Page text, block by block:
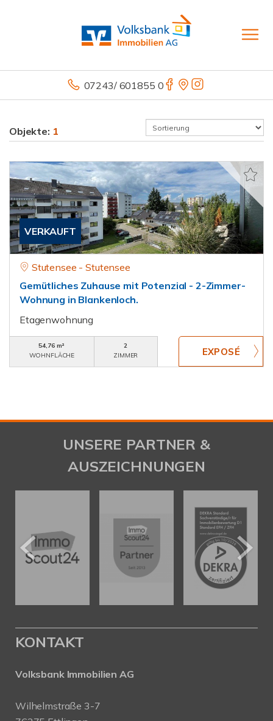
07243/ 601855 0
Objekte: 1
VERKAUFT
Stutensee - Stutensee
Gemütliches Zuhause mit Potenzial - 2-Zimmer-
Wohnung in Blankenloch.
Etagenwohnung
54,76 m²
WOHNFLÄCHE
2
ZIMMER
UNSERE PARTNER &
AUSZEICHNUNGEN
KONTAKT
Volksbank Immobilien AG
Wilhelmstraße 3-7